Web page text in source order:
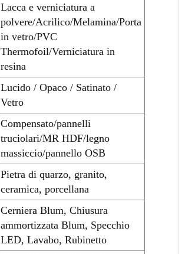
Lacca e verniciatura a
polvere/Acrilico/Melamina/Porta
in vetro/PVC
Thermofoil/Verniciatura in
resina
Lucido / Opaco / Satinato /
Vetro
Compensato/pannelli
truciolari/MR HDF/legno
massiccio/pannello OSB
Pietra di quarzo, granito,
ceramica, porcellana
Cerniera Blum, Chiusura
ammortizzata Blum, Specchio
LED, Lavabo, Rubinetto